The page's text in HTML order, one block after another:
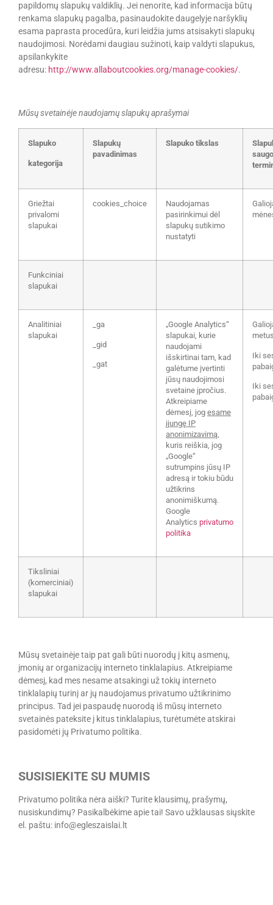
papildomų slapukų valdiklių. Jei nenorite, kad informacija būtų
renkama slapukų pagalba, pasinaudokite daugelyje naršyklių
esama paprasta procedūra, kuri leidžia jums atsisakyti slapukų
naudojimosi. Norėdami daugiau sužinoti, kaip valdyti slapukus,
apsilankykite
adresu: http://www.allaboutcookies.org/manage-cookies/.
Mūsų svetainėje naudojamų slapukų aprašymai
Slapuko
kategorija
Slapukų
pavadinimas
Slapuko tikslas
Griežtai
privalomi
slapukai
cookies_choice
Naudojamas
pasirinkimui dėl
slapukų sutikimo
nustatyti
Funkciniai
slapukai
Analitiniai
slapukai
_ga
_gid
_gat
„Google Analytics“
slapukai, kurie
naudojami
išskirtinai tam, kad
galėtume įvertinti
jūsų naudojimosi
svetaine įpročius.
Atkreipiame
dėmesį, jog esame
įjungę IP
anonimizavimą,
kuris reiškia, jog
„Google“
sutrumpins jūsų IP
adresą ir tokiu būdu
užtikrins
anonimiškumą.
Google
Analytics privatumo
politika
Iki
Iki
Tiksliniai
(komerciniai)
slapukai
Mūsų svetainėje taip pat gali būti nuorodų į kitų asmenų,
įmonių ar organizacijų interneto tinklalapius. Atkreipiame
dėmesį, kad mes nesame atsakingi už tokių interneto
tinklalapių turinį ar jų naudojamus privatumo užtikrinimo
principus. Tad jei paspaudę nuorodą iš mūsų interneto
svetainės pateksite į kitus tinklalapius, turėtumėte atskirai
pasidomėti jų Privatumo politika.
SUSISIEKITE SU MUMIS
Privatumo politika nėra aiški? Turite klausimų, prašymų,
nusiskundimų? Pasikalbėkime apie tai! Savo užklausas siųskite
el. paštu: info@egleszaislai.lt